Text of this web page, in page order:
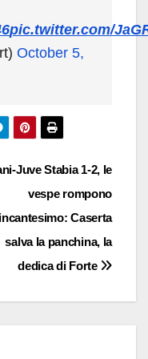
pic.twitter.com/
October 5,
Juve Stabia 1-2, le
vespe rompono
Caserta
salva la panchina, la
dedica di Forte